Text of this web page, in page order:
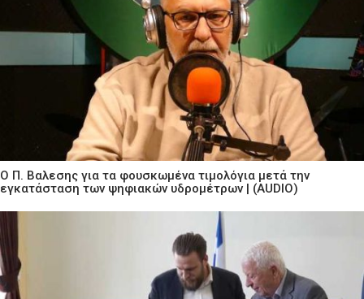
Ο Π. Βαλεσης για τα φουσκωμένα τιμολόγια μετά την
εγκατάσταση των ψηφιακών υδρομέτρων | (AUDIO)